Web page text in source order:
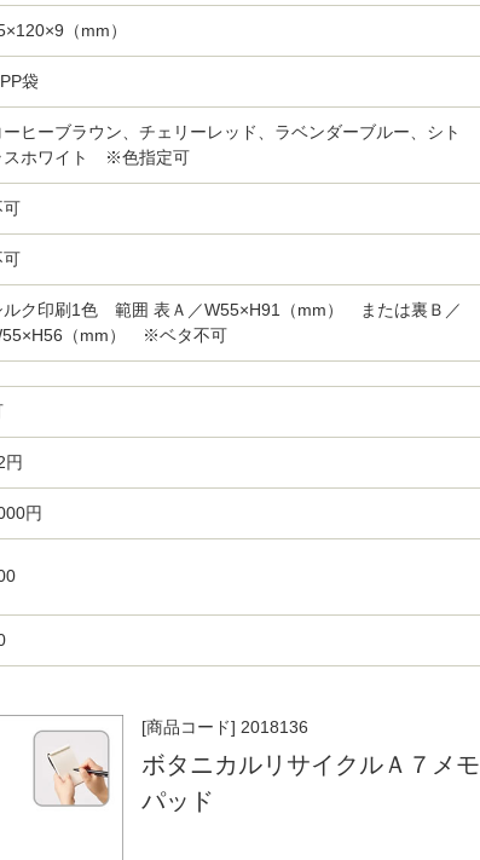
（mm）
袋
ーヒーブラウン、チェリーレッド、ラベンダーブルー、シト
スホワイト ※色指定可
可
可
ルク印刷1色 範囲 表Ａ／W55×H91（mm） または裏Ｂ／
（mm） ※ベタ不可
円
円
[商品コード] 2018136
ボタニカルリサイクルＡ７メモ
パッド